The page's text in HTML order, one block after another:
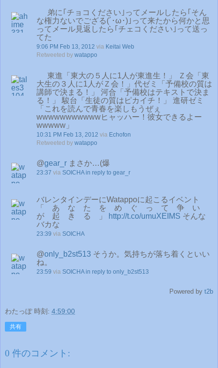
弟に｢チョコください｣ってメールしたら｢そん
な権力ないでござる(´･ω･)｣って来たから何かと思
ってメール見返したら｢チェコください｣って送っ
てた
9:06 PM Feb 13, 2012 via Keitai Web
Retweeted by watappo
東進「東大の５人に1人が東進生！」 Ｚ会「東
大生の３人に1人がＺ会！」代ゼミ「予備校の質は
講師で決まる！」 河合「予備校はテキストで決ま
る！」 駿台「生徒の質はピカイチ！」 進研ゼミ
「これを読んで青春を楽しもうぜぇ
wwwwwwwwwwwヒャッハー！彼女できるよー
wwwww」
10:31 PM Feb 13, 2012 via Echofon
Retweeted by watappo
@gear_r まさか…(爆
23:37 via SOICHA in reply to gear_r
バレンタインデーにWatappoに起こるイベント
「 あ な た を め ぐ っ て 争 い
が 起 き る 」
http://t.co/umuXEIMS そんな
バカな
23:39 via SOICHA
@only_b2st513 そうか。気持ちが落ち着くといい
ね。
23:59 via SOICHA in reply to only_b2st513
Powered by t2b
わたっぽ 時刻: 4:59:00
共有
0 件のコメント: